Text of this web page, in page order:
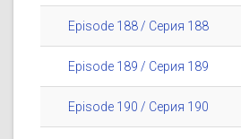
Episode 188 / Серия 188
Episode 189 / Серия 189
Episode 190 / Серия 190